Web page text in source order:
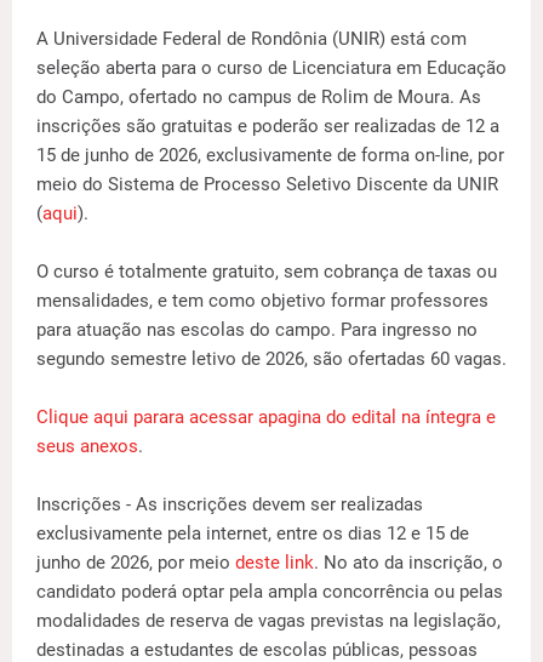
A Universidade Federal de Rondônia (UNIR) está com
seleção aberta para o curso de Licenciatura em Educação
do Campo, ofertado no campus de Rolim de Moura. As
inscrições são gratuitas e poderão ser realizadas de 12 a
15 de junho de 2026, exclusivamente de forma on-line, por
meio do Sistema de Processo Seletivo Discente da UNIR
(aqui).
O curso é totalmente gratuito, sem cobrança de taxas ou
mensalidades, e tem como objetivo formar professores
para atuação nas escolas do campo. Para ingresso no
segundo semestre letivo de 2026, são ofertadas 60 vagas.
Clique aqui parara acessar apagina do edital na íntegra e
seus anexos.
Inscrições - As inscrições devem ser realizadas
exclusivamente pela internet, entre os dias 12 e 15 de
junho de 2026, por meio deste link. No ato da inscrição, o
candidato poderá optar pela ampla concorrência ou pelas
modalidades de reserva de vagas previstas na legislação,
destinadas a estudantes de escolas públicas, pessoas